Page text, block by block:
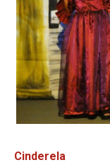
Cinderela